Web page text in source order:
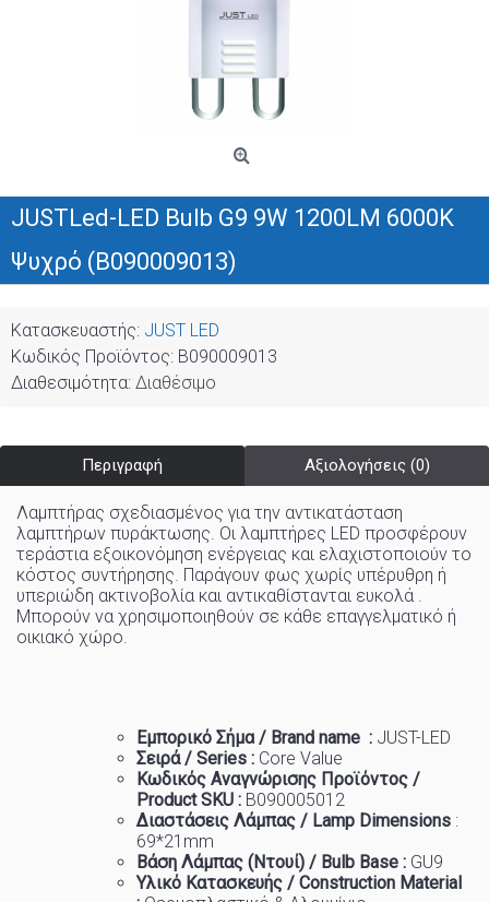
JUSTLed-LED Bulb G9 9W 1200LM 6000K
Ψυχρό (B090009013)
Κατασκευαστής: JUST LED
Κωδικός Προϊόντος: B090009013
Διαθεσιμότητα: Διαθέσιμο
Περιγραφή Αξιολογήσεις (0)
Λαμπτήρας σχεδιασμένος για την αντικατάσταση
λαμπτήρων πυράκτωσης. Οι λαμπτήρες LED προσφέρουν
τεράστια εξοικονόμηση ενέργειας και ελαχιστοποιούν το
κόστος συντήρησης. Παράγουν φως χωρίς υπέρυθρη ή
υπεριώδη ακτινοβολία και αντικαθίστανται ευκολά .
Μπορούν να χρησιμοποιηθούν σε κάθε επαγγελματικό ή
οικιακό χώρo.
Εμπορικό Σήμα / Brand name : JUST-LED
Σειρά / Series : Core Value
Κωδικός Αναγνώρισης Προϊόντος /
Product SKU : B090005012
Διαστάσεις Λάμπας / Lamp Dimensions :
69*21mm
Βάση Λάμπας (Ντουί) / Bulb Base : GU9
Υλικό Κατασκευής / Construction Material